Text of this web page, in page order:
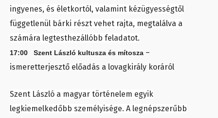
ingyenes, és életkortól, valamint kézügyességtől
függetlenül bárki részt vehet rajta, megtalálva a
számára legtesthezállóbb feladatot.
17:00 Szent László kultusza és mítosza –
ismeretterjesztő előadás a lovagkirály koráról
Szent László a magyar történelem egyik
legkiemelkedőbb személyisége. A legnépszerűbb